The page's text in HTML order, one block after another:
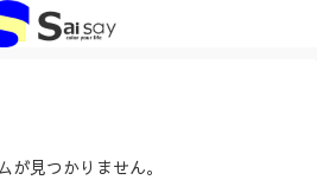
が見つかりません。